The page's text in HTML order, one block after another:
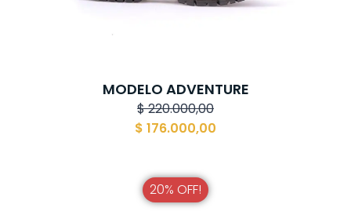
MODELO ADVENTURE
$220.000,00
$ 176.000,00
20% OFF!